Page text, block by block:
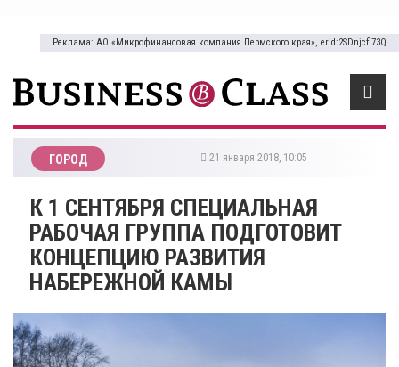
Реклама: АО «Микрофинансовая компания Пермского края», erid:2SDnjcfi73Q
ГОРОД 21 января 2018, 10:05
К 1 СЕНТЯБРЯ СПЕЦИАЛЬНАЯ
РАБОЧАЯ ГРУППА ПОДГОТОВИТ
КОНЦЕПЦИЮ РАЗВИТИЯ
НАБЕРЕЖНОЙ КАМЫ